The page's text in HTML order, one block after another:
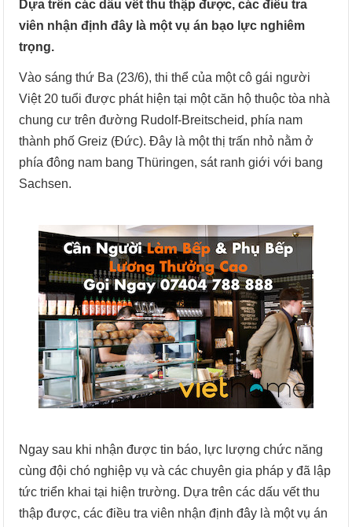
Dựa trên các dấu vết thu thập được, các điều tra
viên nhận định đây là một vụ án bạo lực nghiêm
trọng.
Vào sáng thứ Ba (23/6), thi thể của một cô gái người
Việt 20 tuổi được phát hiện tại một căn hộ thuộc tòa nhà
chung cư trên đường Rudolf-Breitscheid, phía nam
thành phố Greiz (Đức). Đây là một thị trấn nhỏ nằm ở
phía đông nam bang Thüringen, sát ranh giới với bang
Sachsen.
Ngay sau khi nhận được tin báo, lực lượng chức năng
cùng đội chó nghiệp vụ và các chuyên gia pháp y đã lập
tức triển khai tại hiện trường. Dựa trên các dấu vết thu
thập được, các điều tra viên nhận định đây là một vụ án